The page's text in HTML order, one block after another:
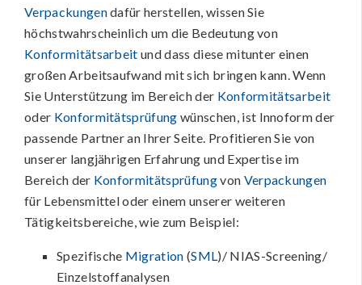
Verpackungendafür herstellen, wissen Sie
höchstwahrscheinlich um die Bedeutung von
Konformitätsarbeit und dass diese mitunter einen
großen Arbeitsaufwand mit sich bringen kann. Wenn
Sie Unterstützung im Bereich der Konformitätsarbeit
oder Konformitätsprüfung wünschen, ist Innoform der
passende Partner an Ihrer Seite. Profitieren Sie von
unserer langjährigen Erfahrung und Expertise im
Bereich der Konformitätsprüfungvon Verpackungen
für Lebensmittel oder einem unserer weiteren
Tätigkeitsbereiche, wie zum Beispiel:
Spezifische Migration (SML)/ NIAS-Screening/
Einzelstoffanalysen